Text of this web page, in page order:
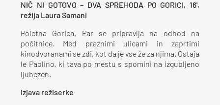
NIČ NI GOTOVO – DVA SPREHODA PO GORICI, 16',
režija Laura Samani
Poletna Gorica. Par se pripravlja na odhod na
počitnice. Med praznimi ulicami in zaprtimi
kinodvoranami se zdi, kot da je vse že za njima. Ostaja
le Paolino, ki tava po mestu s spomini na izgubljeno
ljubezen.
Izjava režiserke